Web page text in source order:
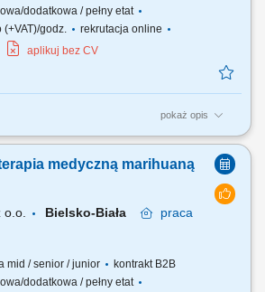
dodatkowa / pełny etat
godz.
rekrutacja online
aplikuj bez CV
pokaż opis
z naszą firmą specjalizującą się w
stacjonarnie. Poszukujemy
i lekarek różnych specjalizacji, którzy są
wiedzy, aby dołączyć do naszego
medyczną marihuaną
Bielsko-Biała
praca
mid / senior / junior
kontrakt B2B
dodatkowa / pełny etat